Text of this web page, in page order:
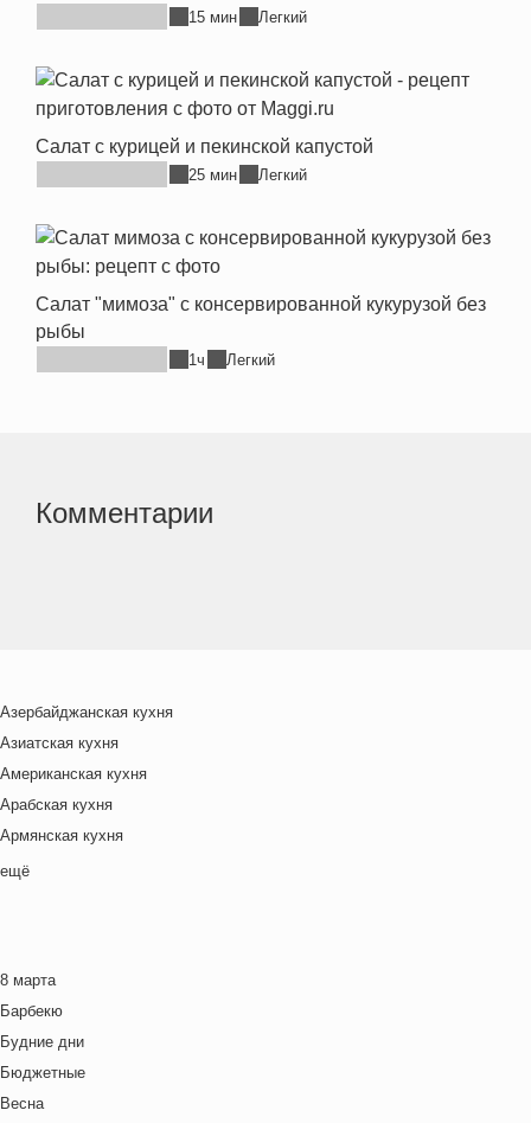
15 мин Легкий
Салат с курицей и пекинской капустой
25 мин Легкий
Салат "мимоза" с консервированной кукурузой без
рыбы
1ч Легкий
Комментарии
Азербайджанская кухня
Азиатская кухня
Американская кухня
Арабская кухня
Армянская кухня
Белорусская
Венгерская кухня
Греческая кухня
Грузинская кухня
Еврейская кухня
Европейская кухня
ещё
8 марта
Барбекю
Будние дни
Бюджетные
Весна